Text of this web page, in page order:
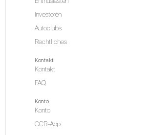
Investoren
Autoclubs
Rechtliches
Kontakt
Kontakt
FAQ
Konto
Konto
CCR-App